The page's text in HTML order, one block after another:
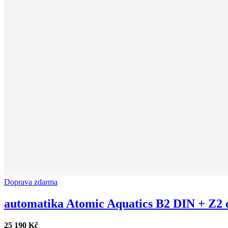
Doprava zdarma
automatika Atomic Aquatics B2 DIN + Z2
25 190 Kč